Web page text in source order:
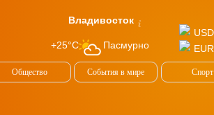
Владивосток
+25°C Пасмурно
USD
EUR
Общество События в мире Спорт